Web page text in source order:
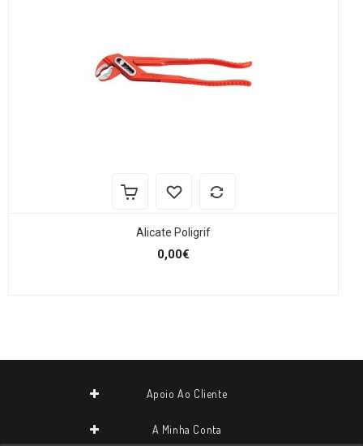
Alicate Poligrif
0,00€
Apoio Ao Cliente
A Minha Conta